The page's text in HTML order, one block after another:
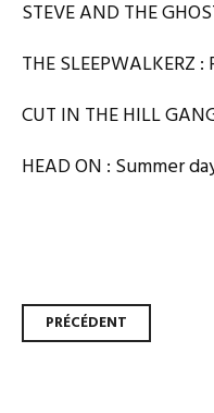
STEVE AND THE
THE SLEEPWALKERZ
CUT IN THE HILL
HEAD ON : Summer
Navigation
PRÉCÉDENT